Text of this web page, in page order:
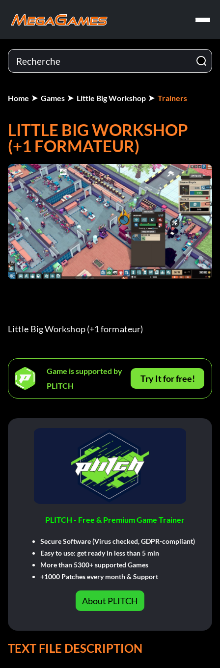
Home Games Little Big Workshop Trainers
LITTLE BIG WORKSHOP
(+1 FORMATEUR)
Little Big Workshop (+1 formateur)
Game is supported by
PLITCH
Try It for free!
PLITCH - Free & Premium Game Trainer
Secure Software (Virus checked, GDPR-compliant)
Easy to use: get ready in less than 5 min
More than 5300+ supported Games
+1000 Patches every month & Support
About PLITCH
TEXT FILE DESCRIPTION